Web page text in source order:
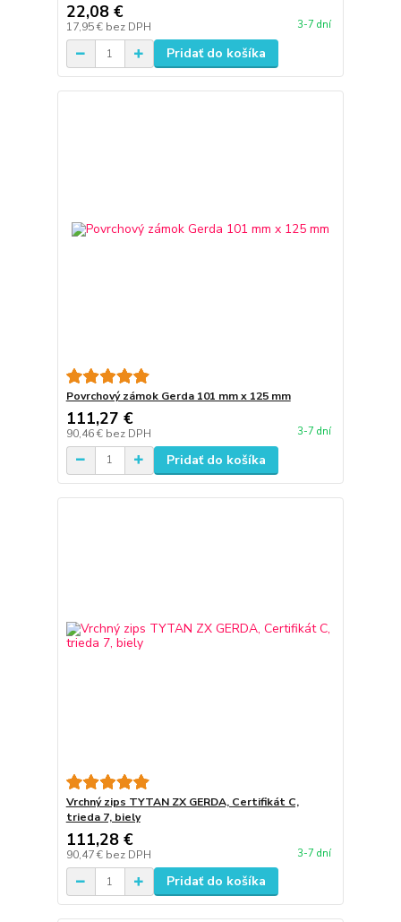
22,08 €
17,95 € bez DPH 3-7 dní
Pridať do košíka
Povrchový zámok Gerda 101 mm x 125 mm
111,27 €
90,46 € bez DPH 3-7 dní
Pridať do košíka
Vrchný zips TYTAN ZX GERDA, Certifikát C,
trieda 7, biely
111,28 €
90,47 € bez DPH 3-7 dní
Pridať do košíka